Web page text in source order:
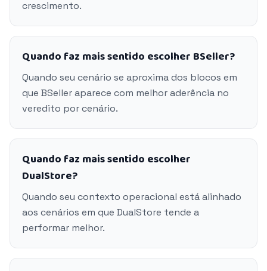
crescimento.
Quando faz mais sentido escolher BSeller?
Quando seu cenário se aproxima dos blocos em
que BSeller aparece com melhor aderência no
veredito por cenário.
Quando faz mais sentido escolher
DualStore?
Quando seu contexto operacional está alinhado
aos cenários em que DualStore tende a
performar melhor.